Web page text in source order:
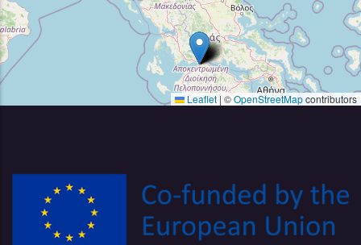
Leaflet | ©OpenStreetMapcontributors